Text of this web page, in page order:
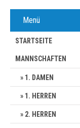
Menü
STARTSEITE
MANNSCHAFTEN
1. DAMEN
1. HERREN
2. HERREN